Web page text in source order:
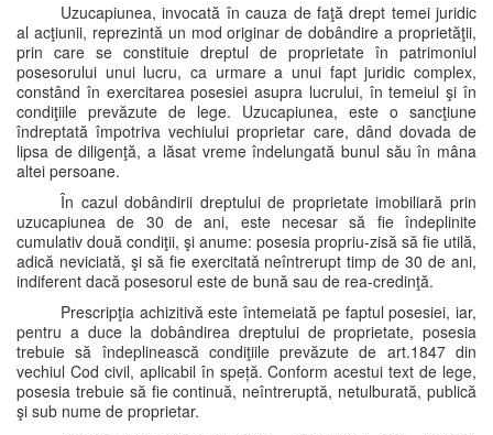
Uzucapiunea, invocată în cauza de faţă drept temei juridic
al acţiunii, reprezintă un mod originar de dobândire a proprietăţii,
prin care se constituie dreptul de proprietate în patrimoniul
posesorului unui lucru, ca urmare a unui fapt juridic complex,
constând în exercitarea posesiei asupra lucrului, în temeiul şi în
condiţiile prevăzute de lege. Uzucapiunea, este o sancţiune
îndreptată împotriva vechiului proprietar care, dând dovada de
lipsa de diligenţă, a lăsat vreme îndelungată bunul său în mâna
altei persoane.
În cazul dobândirii dreptului de proprietate imobiliară prin
uzucapiunea de 30 de ani, este necesar să fie îndeplinite
cumulativ două condiţii, şi anume: posesia propriu-zisă să fie utilă,
adică neviciată, şi să fie exercitată neîntrerupt timp de 30 de ani,
indiferent dacă posesorul este de bună sau de rea-credinţă.
Prescripţia achizitivă este întemeiată pe faptul posesiei, iar,
pentru a duce la dobândirea dreptului de proprietate, posesia
trebuie să îndeplinească condiţiile prevăzute de art.1847 din
vechiul Cod civil, aplicabil în speță. Conform acestui text de lege,
posesia trebuie să fie continuă, neîntreruptă, netulburată, publică
şi sub nume de proprietar.